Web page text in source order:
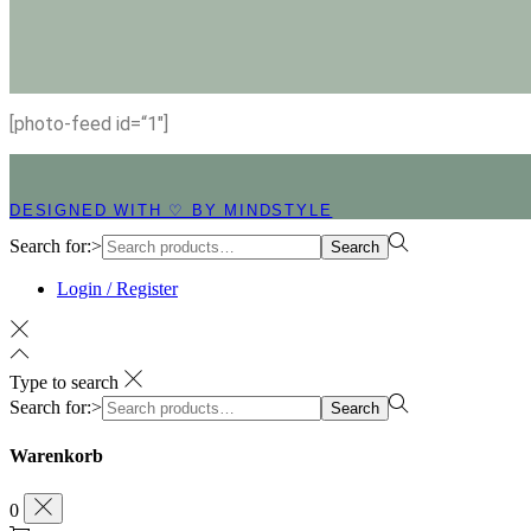
[photo-feed id=“1″]
DESIGNED WITH ♡ BY MINDSTYLE
Search for:> Search
Login / Register
Type to search
Search for:>
Search
Warenkorb
0